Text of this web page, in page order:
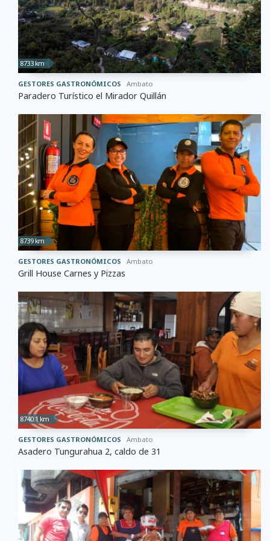
8733 km
GESTORES GASTRONÓMICOS Ambato
Paradero Turístico el Mirador Quillán
8739 km
GESTORES GASTRONÓMICOS Ambato
Grill House Carnes y Pizzas
8740.1 km
GESTORES GASTRONÓMICOS Ambato
Asadero Tungurahua 2, caldo de 31